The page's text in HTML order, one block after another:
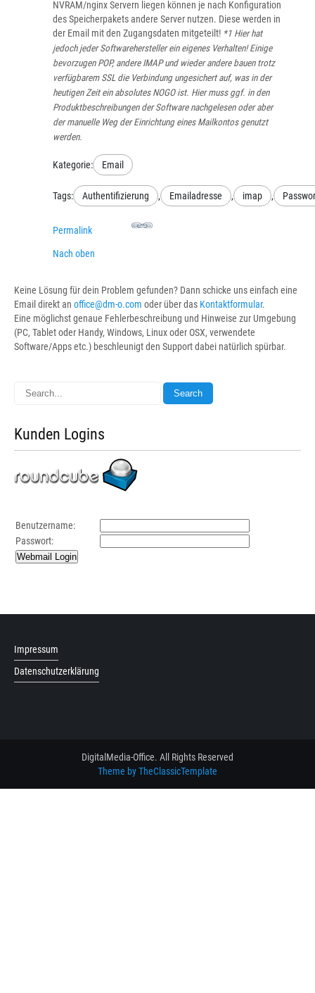
NVRAM/nginx Servern liegen können je nach Konfiguration
des Speicherpakets andere Server nutzen. Diese werden in
der Email mit den Zugangsdaten mitgeteilt! *1 Hier hat
jedoch jeder Softwarehersteller ein eigenes Verhalten! Einige
bevorzugen POP, andere IMAP und wieder andere bauen trotz
verfügbarem SSL die Verbindung ungesichert auf, was in der
heutigen Zeit ein absolutes NOGO ist. Hier muss ggf. in den
Produktbeschreibungen der Software nachgelesen oder aber
der manuelle Weg der Einrichtung eines Mailkontos genutzt
werden.
Kategorie: Email
Tags: Authentifizierung , Emailadresse , imap ,
Permalink
Nach oben
Keine Lösung für dein Problem gefunden? Dann schicke uns einfach eine
Email direkt an office@dm-o.com oder über das Kontaktformular.
Eine möglichst genaue Fehlerbeschreibung und Hinweise zur Umgebung
(PC, Tablet oder Handy, Windows, Linux oder OSX, verwendete
Software/Apps etc.) beschleunigt den Support dabei natürlich spürbar.
Kunden Logins
Benutzername:
Passwort:
Impressum
Datenschutzerklärung
DigitalMedia-Office. All Rights Reserved
Theme by TheClassicTemplate